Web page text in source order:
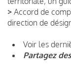
> Accord de
direction de
Voir les
Partagez